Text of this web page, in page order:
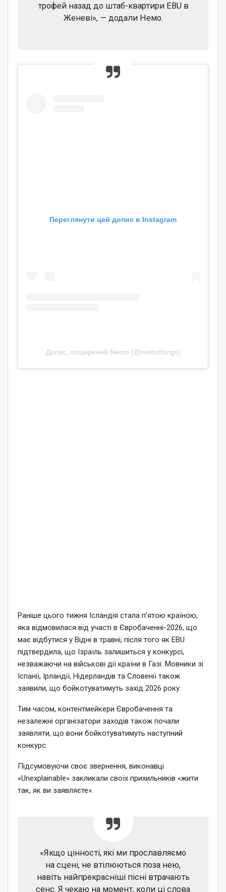
трофей назад до штаб-квартири EBU в
Женеві», — додали Немо.
Переглянути цей допис в Instagram
Допис, поширений Nemo (@nemothings)
Раніше цього тижня Ісландія стала п’ятою країною,
яка відмовилася від участі в Євробаченні-2026, що
має відбутися у Відні в травні, після того як EBU
підтвердила, що Ізраїль залишиться у конкурсі,
незважаючи на військові дії країни в Газі. Мовники зі
Іспанії, Ірландії, Нідерландів та Словенії також
заявили, що бойкотуватимуть захід 2026 року.
Тим часом, контентмейкери Євробачення та
незалежні організатори заходів також почали
заявляти, що вони бойкотуватимуть наступний
конкурс.
Підсумовуючи своє звернення, виконавці
«Unexplainable» закликали своїх прихильників «жити
так, як ви заявляєте».
«Якщо цінності, які ми прославляємо
на сцені, не втілюються поза нею,
навіть найпрекрасніші пісні втрачають
сенс. Я чекаю на момент, коли ці слова